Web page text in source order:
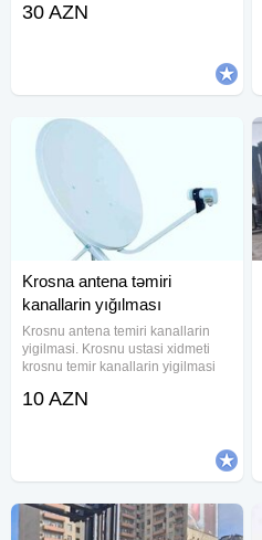
zəmanətlə evdə və ya
30 AZN
Krosna antena təmiri
kanallarin yığılması
Krosnu antena temiri kanallarin
yigilmasi. Krosnu ustasi xidmeti
krosnu temir kanallarin yigilmasi
10 AZN